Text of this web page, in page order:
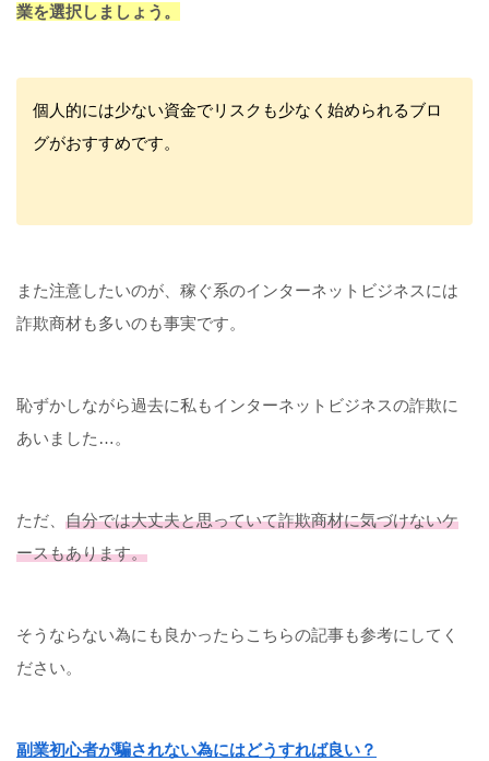
業を選択しましょう。
個人的には少ない資金でリスクも少なく始められるブロ
グがおすすめです。
また注意したいのが、稼ぐ系のインターネットビジネスには
詐欺商材も多いのも事実です。
恥ずかしながら過去に私もインターネットビジネスの詐欺に
あいました…。
ただ、 自分では大丈夫と思っていて詐欺商材に気づけないケ
ースもあります。
そうならない為にも良かったらこちらの記事も参考にしてく
ださい。
副業初心者が騙されない為にはどうすれば良い？